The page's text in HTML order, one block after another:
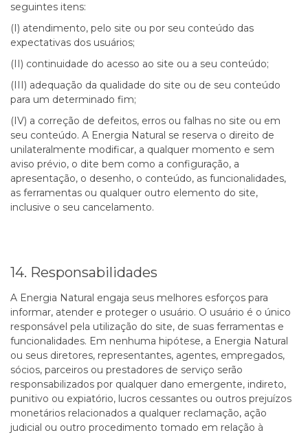
seguintes itens:
(I) atendimento, pelo site ou por seu conteúdo das
expectativas dos usuários;
(II) continuidade do acesso ao site ou a seu conteúdo;
(III) adequação da qualidade do site ou de seu conteúdo
para um determinado fim;
(IV) a correção de defeitos, erros ou falhas no site ou em
seu conteúdo. A Energia Natural se reserva o direito de
unilateralmente modificar, a qualquer momento e sem
aviso prévio, o dite bem como a configuração, a
apresentação, o desenho, o conteúdo, as funcionalidades,
as ferramentas ou qualquer outro elemento do site,
inclusive o seu cancelamento.
14. Responsabilidades
A Energia Natural engaja seus melhores esforços para
informar, atender e proteger o usuário. O usuário é o único
responsável pela utilização do site, de suas ferramentas e
funcionalidades. Em nenhuma hipótese, a Energia Natural
ou seus diretores, representantes, agentes, empregados,
sócios, parceiros ou prestadores de serviço serão
responsabilizados por qualquer dano emergente, indireto,
punitivo ou expiatório, lucros cessantes ou outros prejuízos
monetários relacionados a qualquer reclamação, ação
judicial ou outro procedimento tomado em relação à